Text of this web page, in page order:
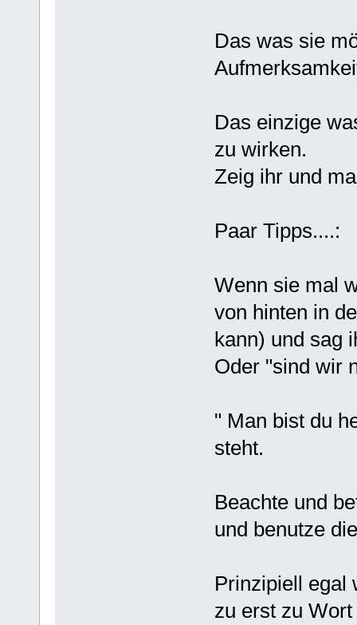
Das was sie
Das einzige
zu wirken.
Zeig ihr und
Paar Tipps....:
Wenn sie mal
von hinten in
kann) und sag
Oder "sind wir
" Man bist du
steht.
Beachte und
und benutze
Prinzipiell egal
zu erst zu